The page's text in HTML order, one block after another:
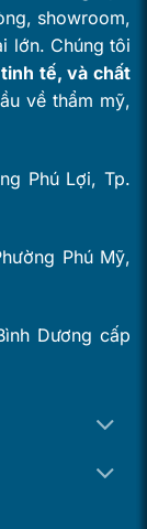
showroom,
lớn. Chúng tôi
tế, và chất
về thẩm mỹ,
Phú Lợi, Tp.
Phú Mỹ,
Dương cấp